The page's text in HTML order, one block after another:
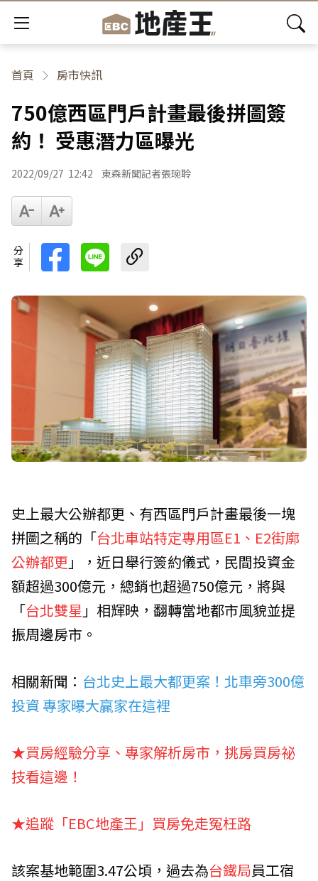
首頁 房市快訊
750億西區門戶計畫最後拼圖簽
約！ 受惠潛力區曝光
2022/09/27 12:42 東森新聞記者張琬聆
分享
史上最大公辦都更、有西區門戶計畫最後一塊
拼圖之稱的「台北車站特定專用區E1、E2街廓
公辦都更 」，近日舉行簽約儀式，民間投資金
額超過300億元，總銷也超過750億元，將與
「台北雙星 」相輝映，翻轉當地都市風貌並提
振周邊房市。
相關新聞： 台北史上最大都更案！北車旁300億
投資 專家曝大贏家在這裡
★買房經驗分享、專家解析房市，挑房買房祕
技看這邊！
★追蹤「EBC地產王」買房免走冤枉路
該案基地範圍3.47公頃，過去為台鐵局員工宿